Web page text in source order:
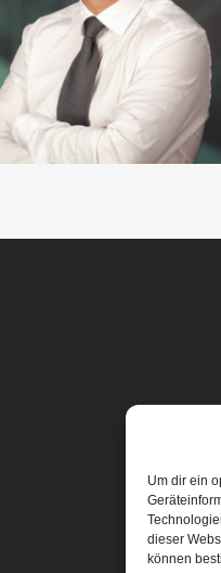
Um dir ein
dieser
können